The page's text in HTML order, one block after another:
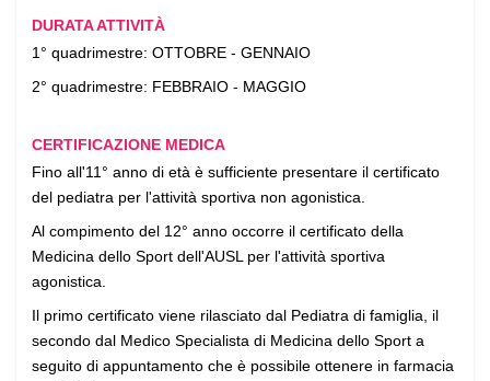
DURATA ATTIVITÀ
1° quadrimestre: OTTOBRE - GENNAIO
2° quadrimestre: FEBBRAIO - MAGGIO
CERTIFICAZIONE MEDICA
Fino all'11° anno di età è sufficiente presentare il certificato
del pediatra per l'attività sportiva non agonistica.
Al compimento del 12° anno occorre il certificato della
Medicina dello Sport dell'AUSL per l'attività sportiva
agonistica.
Il primo certificato viene rilasciato dal Pediatra di famiglia, il
secondo dal Medico Specialista di Medicina dello Sport a
seguito di appuntamento che è possibile ottenere in farmacia